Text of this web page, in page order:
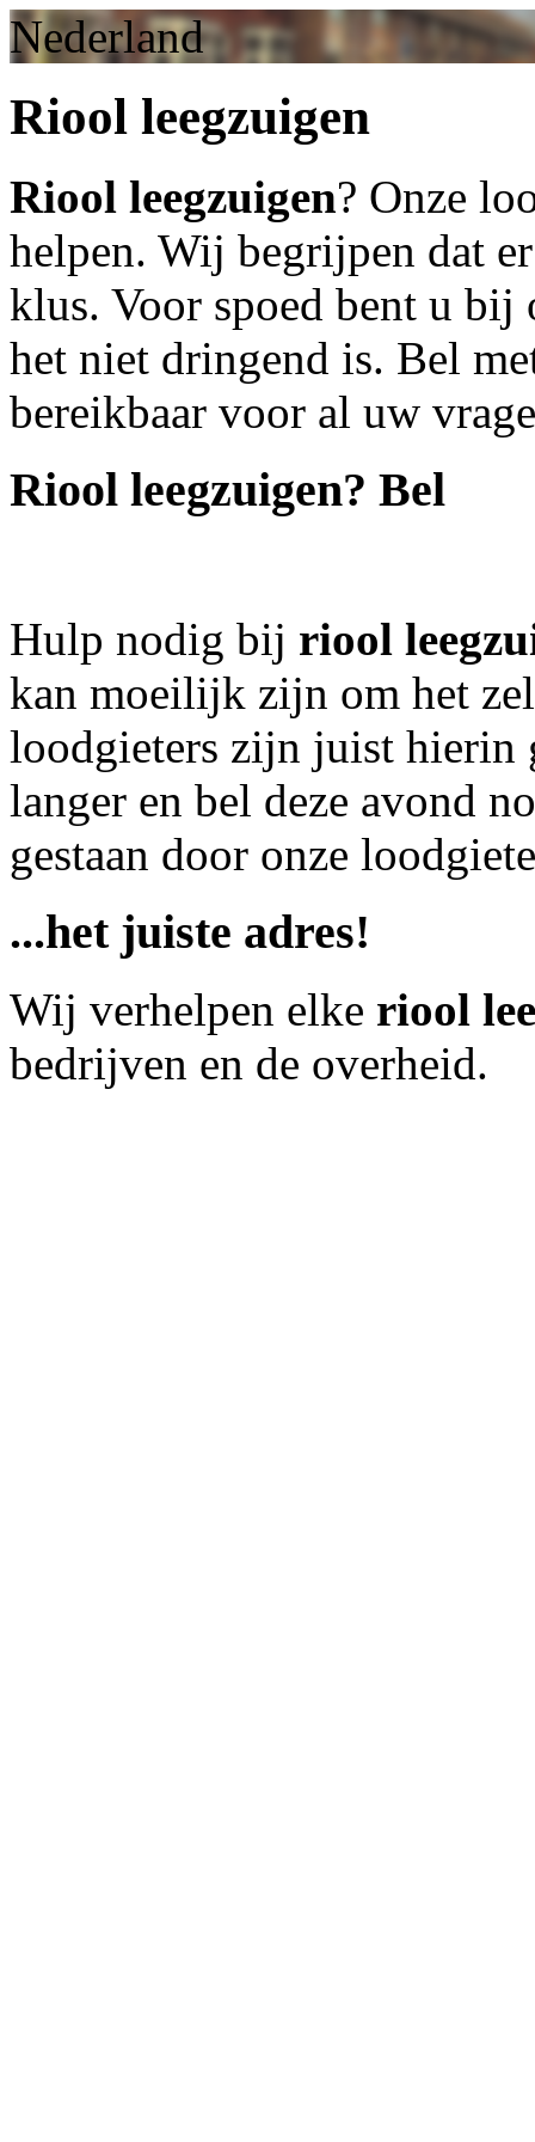
Nederland
Riool leegzuigen
Riool leegzuigen? Onze
helpen. Wij begrijpen dat
klus. Voor spoed bent u bij
het niet dringend is. Bel
bereikbaar voor al uw
Riool leegzuigen? Bel
Hulp nodig bij riool
kan moeilijk zijn om het
loodgieters zijn juist hierin
langer en bel deze avond
gestaan door onze
...het juiste adres!
Wij verhelpen elke riool
bedrijven en de overheid.